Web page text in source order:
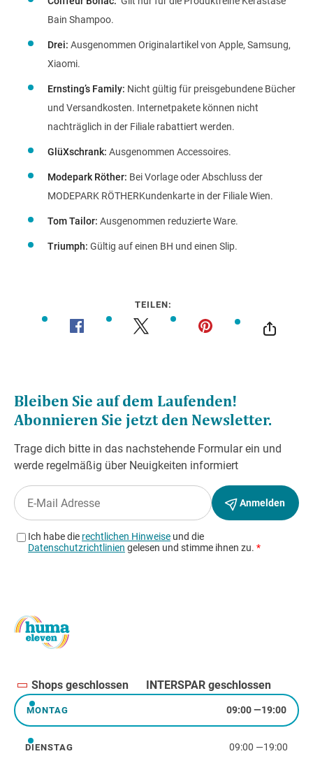
Bain Shampoo.
Drei: Ausgenommen Originalartikel von Apple, Samsung,
Xiaomi.
Ernsting’s Family: Nicht gültig für preisgebundene Bücher
und Versandkosten. Internetpakete können nicht
nachträglich in der Filiale rabattiert werden.
GlüXschrank: Ausgenommen Accessoires.
Modepark Röther: Bei Vorlage oder Abschluss der
MODEPARK RÖTHERKundenkarte in der Filiale Wien.
Tom Tailor: Ausgenommen reduzierte Ware.
Triumph: Gültig auf einen BH und einen Slip.
TEILEN:
Shops geschlossen INTERSPAR geschlossen
Montag
MONTAG 09:00—19:00
Dienstag
DIENSTAG 09:00 —19:00